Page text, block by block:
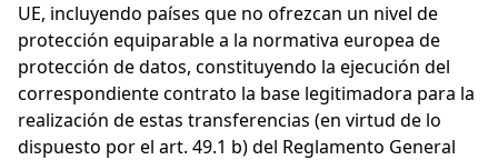
UE, incluyendo países que no ofrezcan un nivel de
protección equiparable a la normativa europea de
protección de datos, constituyendo la ejecución del
correspondiente contrato la base legitimadora para la
realización de estas transferencias (en virtud de lo
dispuesto por el art. 49.1 b) del Reglamento General